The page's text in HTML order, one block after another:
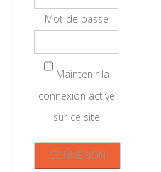
Mot de passe
Maintenir la
connexion active
sur ce site